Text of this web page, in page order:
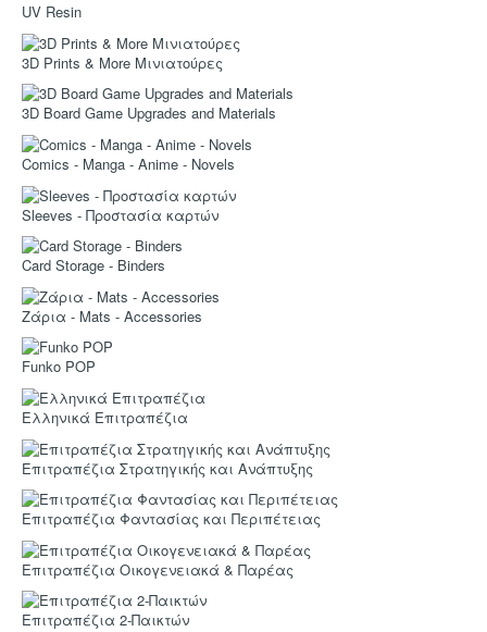
Filaments
Μινιατούρες
3D Εκτυπώσεις
Manga - Anime
Sleeves
Funko POP
Στρατηγικής
Φαντασίας
2-Παίκτες
Ελληνικά
Χρώματα
TCG-LCG
Παιχνίδια Ρόλου
Puzzle
UV Resin
3D Prints & More Μινιατούρες
3D Board Game Upgrades and Materials
Comics - Manga - Anime - Novels
Sleeves - Προστασία καρτών
Card Storage - Binders
Ζάρια - Mats - Accessories
Funko POP
Ελληνικά Επιτραπέζια
Επιτραπέζια Στρατηγικής και Ανάπτυξης
Επιτραπέζια Φαντασίας και Περιπέτειας
Επιτραπέζια Οικογενειακά & Παρέας
Επιτραπέζια 2-Παικτών